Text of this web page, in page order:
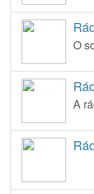
O
A